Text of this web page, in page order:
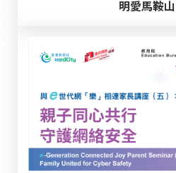
明愛馬鞍